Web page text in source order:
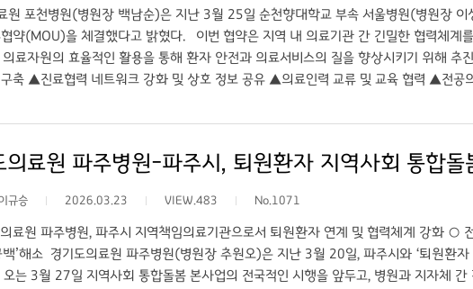
원 포천병원(병원장 백남순)은 지난 3월 25일 순천향대학교 부속 서울병원(병원장
약(MOU)을 체결했다고 밝혔다. 이번 협약은 지역 내 의료기관 간 긴밀한 협력체계
의료자원의 효율적인 활용을 통해 환자 안전과 의료서비스의 질을 향상시키기 위해
축 ▲진료협력 네트워크 강화 및 상호 정보 공유 ▲의료인력 교류 및 교육 협력 ▲전
수의료 제공 역량을 한층 강화할 수 있을 것으로 기대된다. 백남순 경기도의료원 포천
으로서의 역할을 충실히 수행해 나가겠다”고 밝혔다. 이에 대해 이성진 순천향대학교
있도록 노력하겠다”고 강조했다. 한편 이날 협약식에는 양 기관 병원장과 주요 관계자
논의했다.
의료원 파주병원-파주시, 퇴원환자 지역사회 통합
규승 2026.03.23 VIEW.483 No.1071
료원 파주병원, 파주시 지역책임의료기관으로서 퇴원환자 연계 및 협력체계 강화 ○
백’해소 경기도의료원 파주병원(병원장 추원오)은 지난 3월 20일, 파주시와 ‘퇴원환
오는 3월 27일 지역사회 통합돌봄 본사업의 전국적인 시행을 앞두고, 병원과 지자체